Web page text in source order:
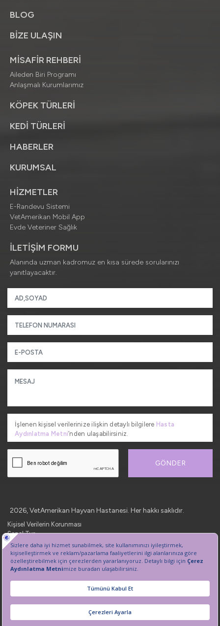
BLOG
BİZE ULAŞIN
MİSAFİR REHBERİ
Aileden Biri Programı
Anlaşmalı Kurumlarımız
KÖPEK TÜRLERİ
KEDİ TÜRLERİ
HABERLER
KURUMSAL
HİZMETLER
E-Randevu Sistemi
VetAmerikan Mobil App
Evde Veteriner Sağlık
İLETİŞİM FORMU
Alanında uzman kadromuz en kısa sürede sorularınızı
yanıtlayacaktır.
İşlenen kişisel verilerinize ilişkin detaylı bilgilere Hasta
Aydınlatma Metni’nden ulaşabilirsiniz.
GÖNDER
2026, VetAmerikan Hayvan Hastanesi. Her hakkı saklıdır.
Kişisel Verilerin Korunması
Sanal Tur
Çerez Tercihlerini Yönetin